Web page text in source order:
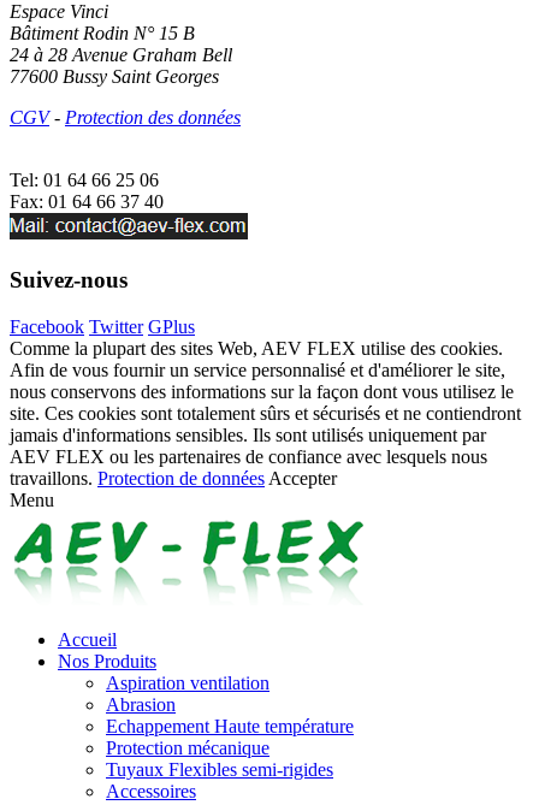
Espace Vinci
Bâtiment Rodin N° 15 B
24 à 28 Avenue Graham Bell
77600 Bussy Saint Georges
CGV- Protection des données
Tel: 01 64 66 25 06
Fax: 01 64 66 37 40
Suivez-nous
Facebook Twitter GPlus
Comme la plupart des sites Web, AEV FLEX utilise des cookies.
Afin de vous fournir un service personnalisé et d'améliorer le site,
nous conservons des informations sur la façon dont vous utilisez le
site. Ces cookies sont totalement sûrs et sécurisés et ne contiendront
jamais d'informations sensibles. Ils sont utilisés uniquement par
AEV FLEX ou les partenaires de confiance avec lesquels nous
travaillons. Protection de données Accepter
Menu
Accueil
Nos Produits
Aspiration ventilation
Abrasion
Echappement Haute température
Protection mécanique
Tuyaux Flexibles semi-rigides
Accessoires